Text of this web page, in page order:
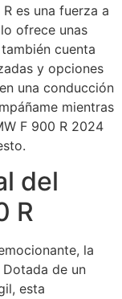
es una fuerza a
ofrece unas
cuenta
y opciones
una conducción
mientras
F 900 R 2024
del
R
la
de un
esta